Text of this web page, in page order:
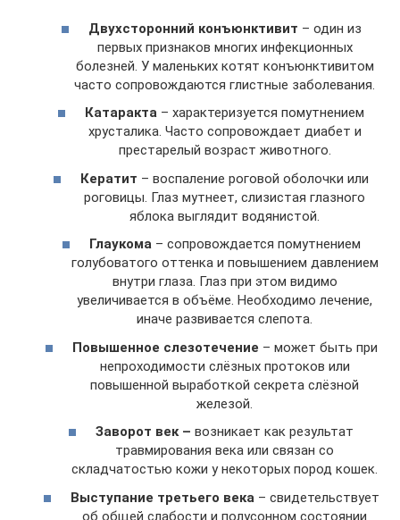
Двухсторонний конъюнктивит – один из
первых признаков многих инфекционных
болезней. У маленьких котят конъюнктивитом
часто сопровождаются глистные заболевания.
Катаракта – характеризуется помутнением
хрусталика. Часто сопровождает диабет и
престарелый возраст животного.
Кератит – воспаление роговой оболочки или
роговицы. Глаз мутнеет, слизистая глазного
яблока выглядит водянистой.
Глаукома– сопровождается помутнением
голубоватого оттенка и повышением давлением
внутри глаза. Глаз при этом видимо
увеличивается в объёме. Необходимо лечение,
иначе развивается слепота.
Повышенное слезотечение – может быть при
непроходимости слёзных протоков или
повышенной выработкой секрета слёзной
железой.
Заворот век – возникает как результат
травмирования века или связан со
складчатостью кожи у некоторых пород кошек.
Выступание третьего века – свидетельствует
об общей слабости и полусонном состоянии